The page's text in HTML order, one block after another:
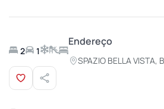
2 1
Endereço
SPAZIO BELLA VISTA,